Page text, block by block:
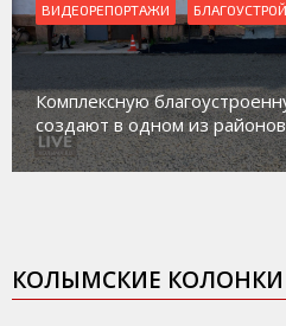
ВИДЕОРЕПОРТАЖИ
Комплексную
создают в одном из
КОЛЫМСКИЕ КОЛОНКИ